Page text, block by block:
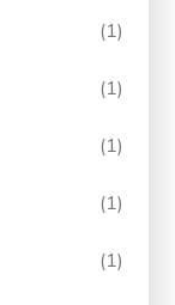
(1)
(1)
(1)
(1)
(1)